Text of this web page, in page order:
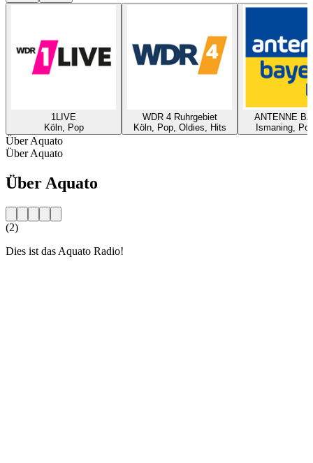
1LIVE
Köln, Pop
WDR 4 Ruhrgebiet
Köln, Pop, Oldies, Hits
ANTENNE
Ismaning,
Über Aquato
Über Aquato
Über Aquato
(2)
Dies ist das Aquato Radio!